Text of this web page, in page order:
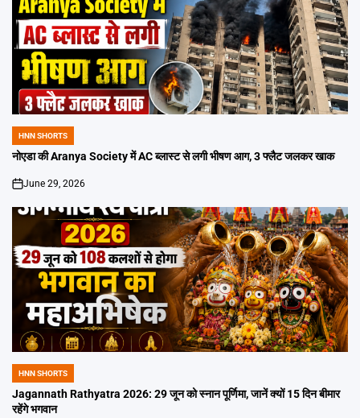
POSTED
IN
HNN SHORTS
नोएडा की Aranya Society में AC ब्लास्ट से लगी भीषण आग, 3 फ्लैट जलकर खाक
on
June 29, 2026
POSTED
IN
HNN SHORTS
Jagannath Rathyatra 2026: 29 जून को स्नान पूर्णिमा, जानें क्यों 15 दिन बीमार
रहेंगे भगवान